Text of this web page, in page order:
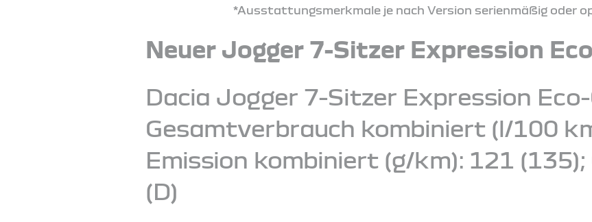
*Ausstattungsmerkmale je nach Version serienmäßig oder
Neuer Jogger 7-Sitzer Expression
Dacia Jogger 7-Sitzer Expression Eco-
Gesamtverbrauch kombiniert (l/100
Emission kombiniert (g/km): 121 (135);
(D)